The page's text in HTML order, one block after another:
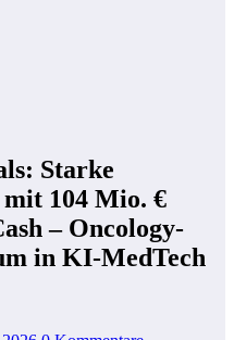
Starke
104 Mio. €
– Oncology-
in KI-MedTech